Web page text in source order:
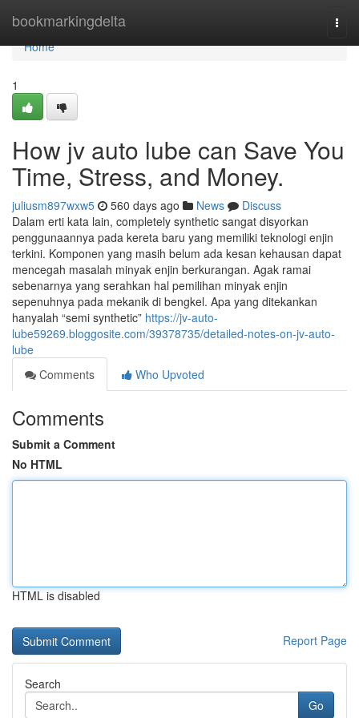
bookmarkingdelta
Home
Home
1
How jv auto lube can Save You
Time, Stress, and Money.
juliusm897wxw5 560 days ago News
Discuss
Dalam erti kata lain, completely synthetic sangat disyorkan
penggunaannya pada kereta baru yang memiliki teknologi enjin
terkini. Komponen yang masih belum ada kesan kehausan dapat
mencegah masalah minyak enjin berkurangan. Agak ramai
sebenarnya yang serahkan hal pemilihan minyak enjin
sepenuhnya pada mekanik di bengkel. Apa yang ditekankan
hanyalah “semi synthetic” https://jv-auto-
lube59269.bloggosite.com/39378735/detailed-notes-on-jv-auto-
lube
Comments
Who Upvoted
Comments
Submit a Comment
No HTML
HTML is disabled
Report Page
Search
Go